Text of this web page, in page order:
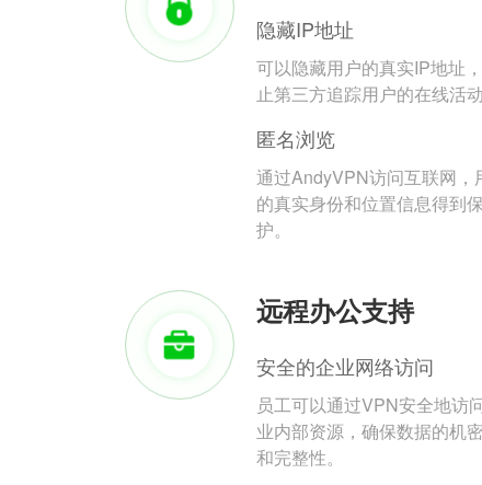
隐藏IP地址
可以隐藏用户的真实IP地址
止第三方追踪用户的在线活动
匿名浏览
通过AndyVPN访问互联网，
的真实身份和位置信息得到保
护。
远程办公支持
安全的企业网络访问
员工可以通过VPN安全地访
业内部资源，确保数据的机
和完整性。